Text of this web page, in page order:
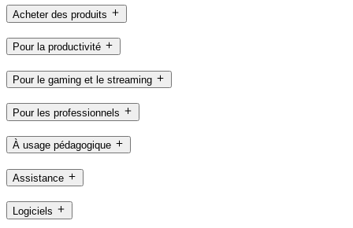
Acheter des produits
Pour la productivité
Pour le gaming et le streaming
Pour les professionnels
À usage pédagogique
Assistance
Logiciels